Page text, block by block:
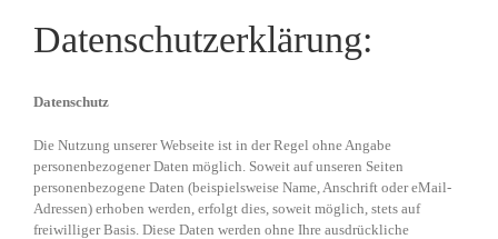
Datenschutzerklärung:
Datenschutz
Die Nutzung unserer Webseite ist in der Regel ohne Angabe
personenbezogener Daten möglich. Soweit auf unseren Seiten
personenbezogene Daten (beispielsweise Name, Anschrift oder eMail-
Adressen) erhoben werden, erfolgt dies, soweit möglich, stets auf
freiwilliger Basis. Diese Daten werden ohne Ihre ausdrückliche